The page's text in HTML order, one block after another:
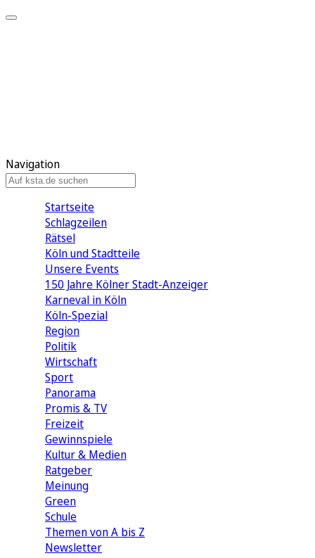
Navigation
Startseite
Schlagzeilen
Rätsel
Köln und Stadtteile
Unsere Events
150 Jahre Kölner Stadt-Anzeiger
Karneval in Köln
Köln-Spezial
Region
Politik
Wirtschaft
Sport
Panorama
Promis & TV
Freizeit
Gewinnspiele
Kultur & Medien
Ratgeber
Meinung
Green
Schule
Themen von A bis Z
Newsletter